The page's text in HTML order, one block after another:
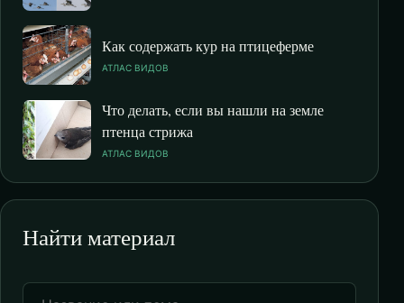
Как содержать кур на птицеферме
АТЛАС ВИДОВ
Что делать, если вы нашли на земле
птенца стрижа
АТЛАС ВИДОВ
Найти материал